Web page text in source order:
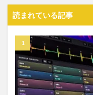
読まれている記事